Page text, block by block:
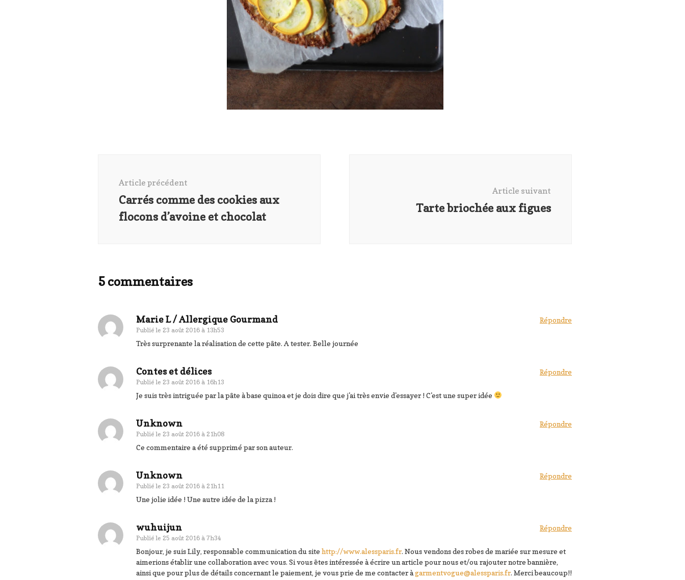
Article précédent
Carrés comme des cookies aux
flocons d’avoine et chocolat
Article suivant
Tarte briochée aux figues
5 commentaires
Marie L / Allergique Gourmand
Publié le 23 août 2016 à 13h53
Répondre
Très surprenante la réalisation de cette pâte. A tester. Belle journée
Contes et délices
Publié le 23 août 2016 à 16h13
Répondre
Je suis très intriguée par la pâte à base quinoa et je dois dire que j'ai très envie d'essayer ! C'est une super idée
Unknown
Publié le 23 août 2016 à 21h08
Répondre
Ce commentaire a été supprimé par son auteur.
Unknown
Publié le 23 août 2016 à 21h11
Répondre
Une jolie idée ! Une autre idée de la pizza !
wuhuijun
Publié le 25 août 2016 à 7h34
Répondre
Bonjour, je suis Lily, responsable communication du site http://www.alessparis.fr. Nous vendons des robes de mariée sur mesure et
aimerions établir une collaboration avec vous. Si vous êtes intéressée à écrire un article pour nous et/ou rajouter notre bannière,
ainsi que pour plus de détails concernant le paiement, je vous prie de me contacter àgarmentvogue@alessparis.fr. Merci beaucoup!!